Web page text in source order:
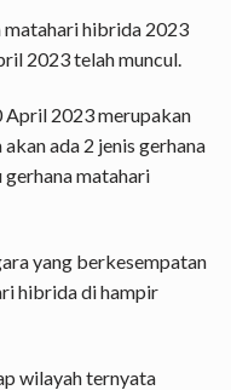
matahari hibrida 2023
2023 telah muncul.
April 2023 merupakan
ada 2 jenis gerhana
matahari
yang berkesempatan
hibrida di hampir
wilayah ternyata